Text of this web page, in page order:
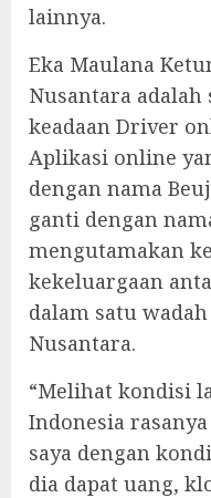
lainnya.
Eka Maulana
Nusantara
keadaan Driver
Aplikasi online
dengan nama
ganti dengan
mengutamakan
kekeluargaan
dalam satu
Nusantara.
“Melihat kondisi
Indonesia
saya dengan
dia dapat uang,